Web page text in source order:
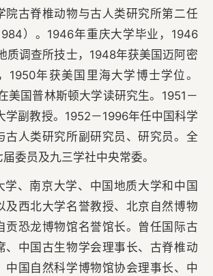
院古脊椎动物与古人类研究所第二任
）。1946年重庆大学毕业，1946
质调查所技士，1948年获美国迈阿密
1950年获美国里海大学博士学位。
美国普林斯顿大学读研究生。1951－
学副教授。1952－1996年任中国科学
古人类研究所副研究员、研究员。全
委员及九三学社中央常委。
学、南京大学、中国地质大学和中国
及西北大学名誉教授、北京自然博物
贡恐龙博物馆名誉馆长。曾任国际古
、中国古生物学会理事长、古脊椎动
中国自然科学博物馆协会理事长、中